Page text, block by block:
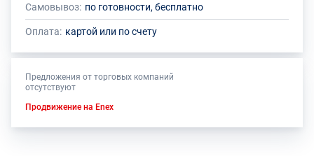
Самовывоз: по готовности, бесплатно
Оплата: картой или по счету
Предложения от торговых компаний
отсутствуют
Продвижение на Enex